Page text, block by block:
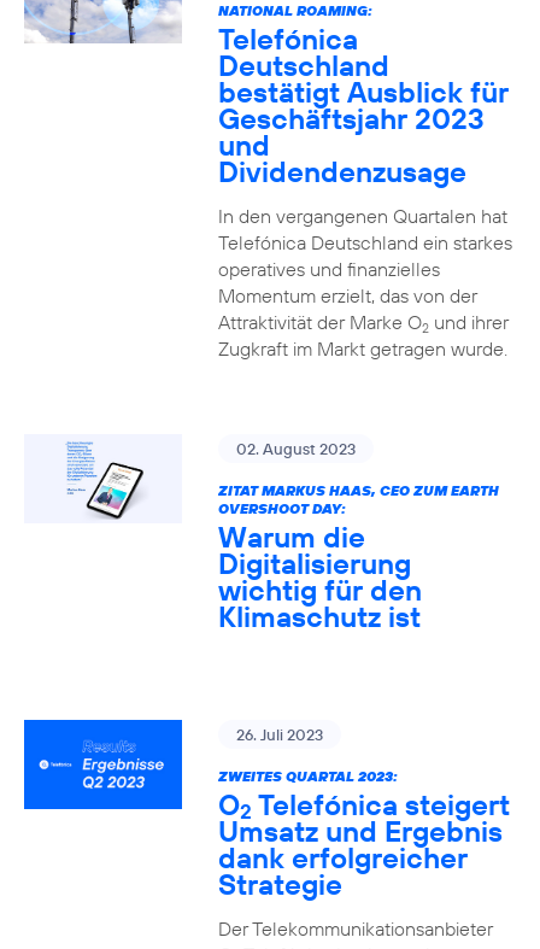
NATIONAL ROAMING:
Telefónica
Deutschland
bestätigt Ausblick für
Geschäftsjahr 2023
und
Dividendenzusage
In den vergangenen Quartalen hat
Telefónica Deutschland ein starkes
operatives und finanzielles
Momentum erzielt, das von der
Attraktivität der Marke O2und ihrer
Zugkraft im Markt getragen wurde.
02. August 2023
ZITAT MARKUS HAAS, CEO ZUM EARTH
OVERSHOOT DAY:
Warum die
Digitalisierung
wichtig für den
Klimaschutz ist
26. Juli 2023
ZWEITES QUARTAL 2023:
O2 Telefónica steigert
Umsatz und Ergebnis
dank erfolgreicher
Strategie
Der Telekommunikationsanbieter